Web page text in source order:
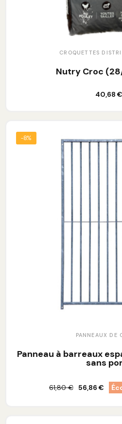
CROQUETTES
Nutry Croc
40,68 €
Ajouter au
-8%
PANNEAUX DE
Panneau à barreaux
sans
61,80 € 56,86 €
Ajouter au